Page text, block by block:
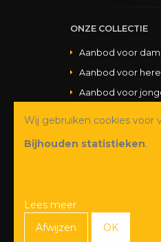
ONZE COLLECTIE
Aanbod voor
Aanbod voor
Aanbod voor
©
Wij gebruiken cookies voor
Bijhouden statistieken.
Lees meer
Afwijzen
OK